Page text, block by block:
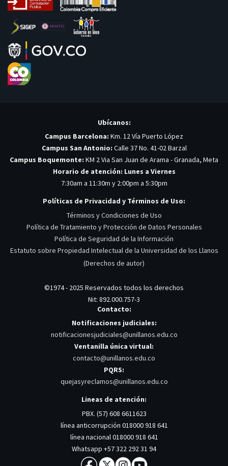
Ubícanos:
Campus Barcelona: Km. 12 Vía Puerto López
Campus San Antonio: Calle 37 No. 41-02 Barzal
Campus Boquemonte: KM 2 Via San Juan de Arama - Granada, Meta
Horario de atención: Lunes a Viernes
7:30am a 11:30m y 2:00pm a 5:30pm
Políticas de Privacidad y Términos de Uso:
Términos y Condiciones de Uso
Política de Tratamiento y Protección de Datos Personales
Política de Seguridad de la Información
Estatuto sobre Propiedad Intelectual de la Universidad de los Llanos
(Derechos de autor)
©1974 - 2025 Reservados todos los derechos
Nit: 892.000.757-3
Contacto:
Notificaciones judiciales:
notificacionesjudiciales@unillanos.edu.co
Ventanilla única virtual:
contacto@unillanos.edu.co
PQRS:
quejasyreclamos@unillanos.edu.co
Lineas de atención:
PBX. (57) 608 6611623
línea anticorrupción 018000 918 641
línea nacional 018000 918 641
Whatsapp +57 322 292 31 94